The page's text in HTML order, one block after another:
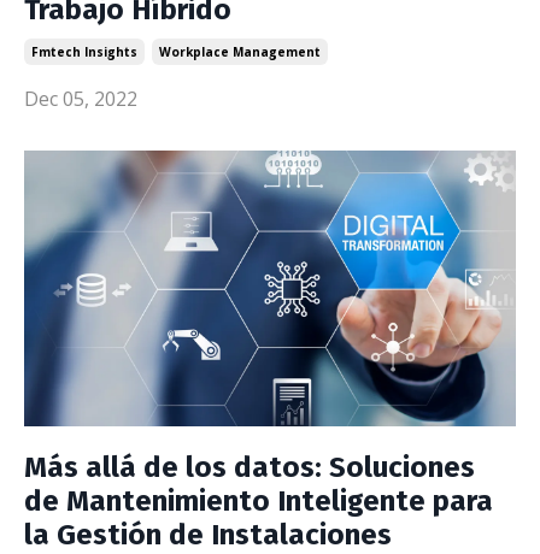
Trabajo Híbrido
Fmtech Insights Workplace Management
Dec 05, 2022
Más allá de los datos: Soluciones
de Mantenimiento Inteligente para
la Gestión de Instalaciones